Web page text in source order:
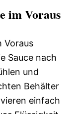
im Voraus
Voraus
Sauce nach
und
Behälter
einfach